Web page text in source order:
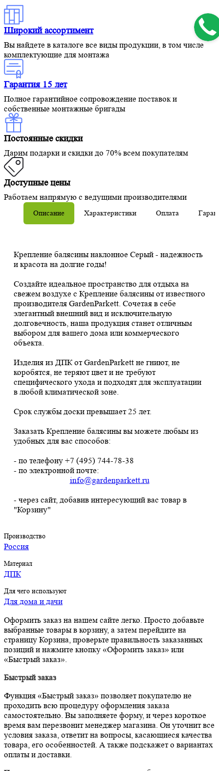
Широкий ассортимент
Вы найдете в каталоге все виды продукции, в том числе
комплектующие для монтажа
Гарантия 15 лет
Полное гарантийное сопровождение поставок и
собственные монтажные бригады
Постоянные скидки
Дарим подарки и скидки до 70% всем покупателям
Доступные цены
Работаем напрямую с ведущими производителями
Описание Характеристики Оплата
Крепление балясины наклонное Серый - надежность
и красота на долгие годы!
Создайте идеальное пространство для отдыха на
свежем воздухе с Крепление балясины от известного
производителя GardenParkett. Сочетая в себе
элегантный внешний вид и исключительную
долговечность, наша продукция станет отличным
выбором для вашего дома или коммерческого
объекта.
Изделия из ДПК от GardenParkett не гниют, не
коробятся, не теряют цвет и не требуют
специфического ухода и подходят для эксплуатации
в любой климатической зоне.
Срок службы доски превышает 25 лет.
Заказать Крепление балясины вы можете любым из
удобных для вас способов:
- по телефону +7 (495) 744-78-38
- по электронной почте:
info@gardenparkett.ru
- через сайт, добавив интересующий вас товар в
"Корзину"
Производство
Россия
Материал
ДПК
Для чего используют
Для дома и дачи
Оформить заказ на нашем сайте легко. Просто добавьте
выбранные товары в корзину, а затем перейдите на
страницу Корзина, проверьте правильность заказанных
позиций и нажмите кнопку «Оформить заказ» или
«Быстрый заказ».
Быстрый заказ
Функция «Быстрый заказ» позволяет покупателю не
проходить всю процедуру оформления заказа
самостоятельно. Вы заполняете форму, и через короткое
время вам перезвонит менеджер магазина. Он уточнит все
условия заказа, ответит на вопросы, касающиеся качества
товара, его особенностей. А также подскажет о вариантах
оплаты и доставки.